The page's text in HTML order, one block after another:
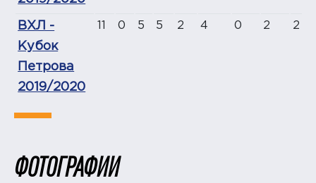
ВХЛ -
Кубок
Петрова
2019/2020
0 5 5 2 4 0 2 2
ФОТОГРАФИИ